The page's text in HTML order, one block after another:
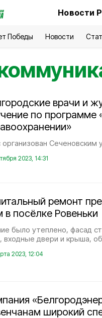
Новости
Победы Новости
врачи и
по программе
организован Сеченовским
2023, 14:31
ремонт
в посёлке Ровеньки
было утеплено, фасад
входные двери и крыша,
2023, 12:04
широкий